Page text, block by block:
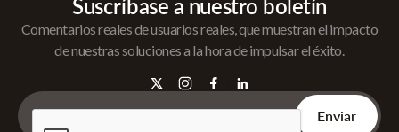
Suscríbase a nuestro boletín
Comentarios reales de usuarios reales, que muestran el impacto
de nuestras soluciones a la hora de impulsar el éxito.